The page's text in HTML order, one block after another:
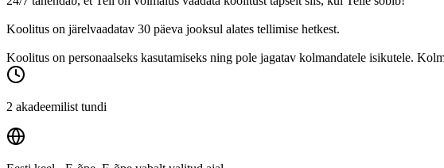
Koolitus on järelvaadatav 30 päeva jooksul alates tellimise hetkest.
Koolitus on personaalseks kasutamiseks ning pole jagatav kolmandatele isikutele.
2 akadeemilist tundi